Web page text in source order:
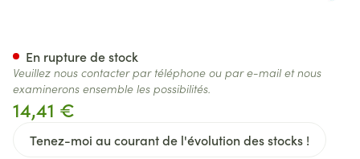
14,41 €
Tenez-moi au courant de l'évolution des stocks !
En rupture de stock
Veuillez nous contacter par téléphone ou par e-mail et nous
examinerons ensemble les possibilités.